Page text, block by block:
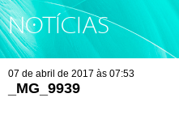
NOTÍCIAS
07 de abril de 2017 às 07:53
_MG_9939